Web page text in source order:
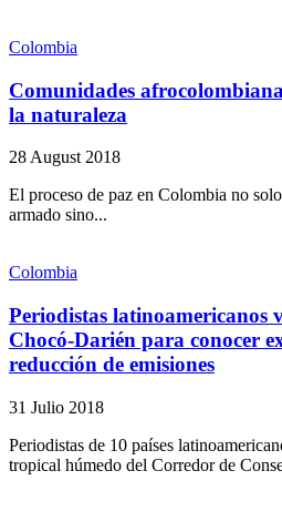
Colombia
Comunidades
la naturaleza
28 August 2018
El proceso de paz en Colombia no
armado sino...
Colombia
Periodistas latinoamericanos
Chocó-Darién para conocer
reducción de emisiones
31 Julio 2018
Periodistas de 10 países
tropical húmedo del Corredor de